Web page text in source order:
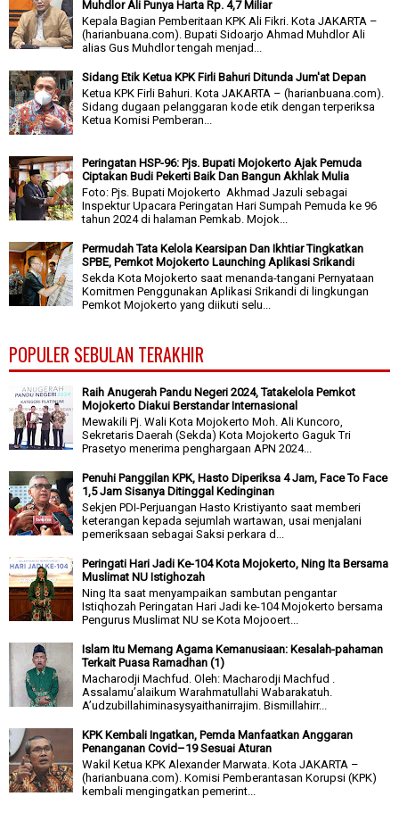
Muhdlor Ali Punya Harta Rp. 4,7 Miliar
Kepala Bagian Pemberitaan KPK Ali Fikri. Kota JAKARTA –
(harianbuana.com). Bupati Sidoarjo Ahmad Muhdlor Ali
alias Gus Muhdlor tengah menjad...
Sidang Etik Ketua KPK Firli Bahuri Ditunda Jum'at Depan
Ketua KPK Firli Bahuri. Kota JAKARTA – (harianbuana.com).
Sidang dugaan pelanggaran kode etik dengan terperiksa
Ketua Komisi Pemberan...
Peringatan HSP-96: Pjs. Bupati Mojokerto Ajak Pemuda
Ciptakan Budi Pekerti Baik Dan Bangun Akhlak Mulia
Foto: Pjs. Bupati Mojokerto Akhmad Jazuli sebagai
Inspektur Upacara Peringatan Hari Sumpah Pemuda ke 96
tahun 2024 di halaman Pemkab. Mojok...
Permudah Tata Kelola Kearsipan Dan Ikhtiar Tingkatkan
SPBE, Pemkot Mojokerto Launching Aplikasi Srikandi
Sekda Kota Mojokerto saat menanda-tangani Pernyataan
Komitmen Penggunakan Aplikasi Srikandi di lingkungan
Pemkot Mojokerto yang diikuti selu...
POPULER SEBULAN TERAKHIR
Raih Anugerah Pandu Negeri 2024, Tatakelola Pemkot
Mojokerto Diakui Berstandar Internasional
Mewakili Pj. Wali Kota Mojokerto Moh. Ali Kuncoro,
Sekretaris Daerah (Sekda) Kota Mojokerto Gaguk Tri
Prasetyo menerima penghargaan APN 2024...
Penuhi Panggilan KPK, Hasto Diperiksa 4 Jam, Face To Face
1,5 Jam Sisanya Ditinggal Kedinginan
Sekjen PDI-Perjuangan Hasto Kristiyanto saat memberi
keterangan kepada sejumlah wartawan, usai menjalani
pemeriksaan sebagai Saksi perkara d...
Peringati Hari Jadi Ke-104 Kota Mojokerto, Ning Ita Bersama
Muslimat NU Istighozah
Ning Ita saat menyampaikan sambutan pengantar
Istiqhozah Peringatan Hari Jadi ke-104 Mojokerto bersama
Pengurus Muslimat NU se Kota Mojooert...
Islam Itu Memang Agama Kemanusiaan: Kesalah-pahaman
Terkait Puasa Ramadhan (1)
Macharodji Machfud. Oleh: Macharodji Machfud .
Assalamu’alaikum Warahmatullahi Wabarakatuh.
A’udzubillahiminasysyaithanirrajim. Bismillahirr...
KPK Kembali Ingatkan, Pemda Manfaatkan Anggaran
Penanganan Covid–19 Sesuai Aturan
Wakil Ketua KPK Alexander Marwata. Kota JAKARTA –
(harianbuana.com). Komisi Pemberantasan Korupsi (KPK)
kembali mengingatkan pemerint...